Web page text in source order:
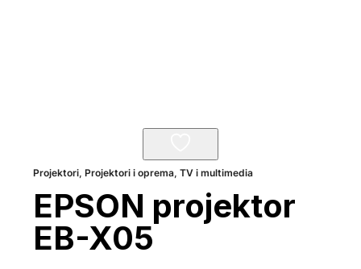
Projektori,Projektori i oprema,TV i multimedia
EPSON projektor
EB-X05